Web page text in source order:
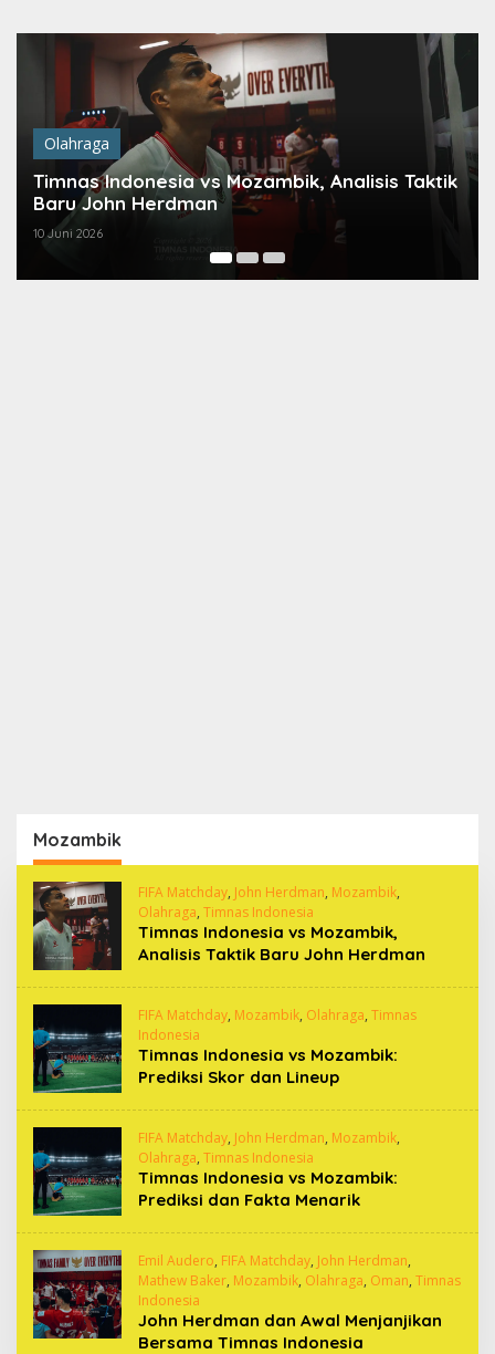
Olahraga
Timnas Indonesia vs Mozambik, Analisis Taktik
Baru John Herdman
10 Juni 2026
Mozambik
FIFA Matchday, John Herdman, Mozambik,
Olahraga, Timnas Indonesia
Timnas Indonesia vs Mozambik,
Analisis Taktik Baru John Herdman
FIFA Matchday, Mozambik, Olahraga, Timnas
Indonesia
Timnas Indonesia vs Mozambik:
Prediksi Skor dan Lineup
FIFA Matchday, John Herdman, Mozambik,
Olahraga, Timnas Indonesia
Timnas Indonesia vs Mozambik:
Prediksi dan Fakta Menarik
Emil Audero, FIFA Matchday, John Herdman,
Mathew Baker, Mozambik, Olahraga, Oman, Timnas
Indonesia
John Herdman dan Awal Menjanjikan
Bersama Timnas Indonesia